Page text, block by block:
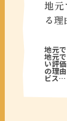
地
る
地元
地元
い評
の理
ビス…